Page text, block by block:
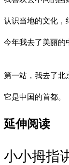
认识当地的文化，
今年我去了美丽的
第一站，我去了北
它是中国的首都。
延伸阅读
小小拇指